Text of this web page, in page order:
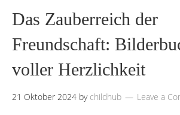
Das Zauberreich der
Freundschaft:
voller Herzlichkeit
21 Oktober 2024 by childhub Leave a